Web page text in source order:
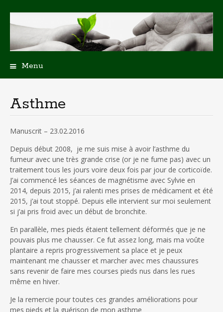
Menu
principal
Asthme
Manuscrit – 23.02.2016
Depuis début 2008, je me suis mise à avoir l’asthme du
fumeur avec une très grande crise (or je ne fume pas) avec un
traitement tous les jours voire deux fois par jour de corticoïde.
J’ai commencé les séances de magnétisme avec Sylvie en
2014, depuis 2015, j’ai ralenti mes prises de médicament et été
2015, j’ai tout stoppé. Depuis elle intervient sur moi seulement
si j’ai pris froid avec un début de bronchite.
En parallèle, mes pieds étaient tellement déformés que je ne
pouvais plus me chausser. Ce fut assez long, mais ma voûte
plantaire a repris progressivement sa place et je peux
maintenant me chausser et marcher avec mes chaussures
sans revenir de faire mes courses pieds nus dans les rues
même en hiver.
Je la remercie pour toutes ces grandes améliorations pour
mes pieds et la guérison de mon asthme